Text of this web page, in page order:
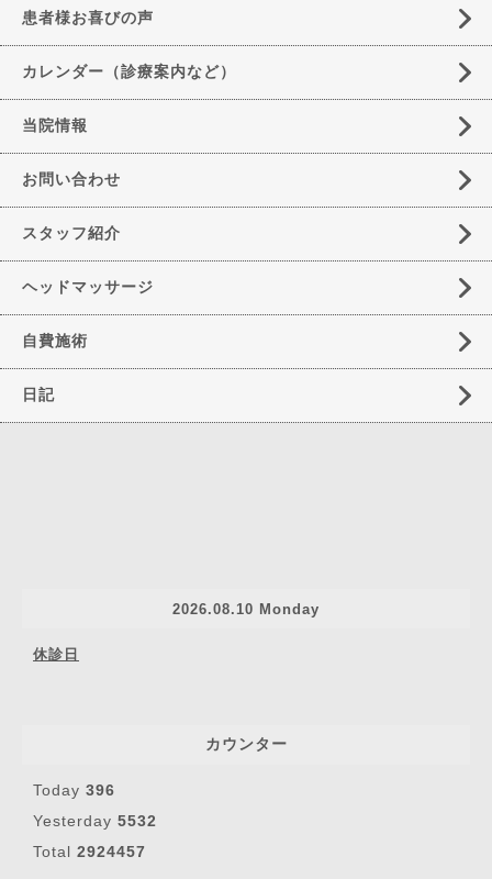
患者様お喜びの声
カレンダー（診療案内など）
当院情報
お問い合わせ
スタッフ紹介
ヘッドマッサージ
自費施術
日記
2026.08.10 Monday
休診日
カウンター
Today 396
Yesterday 5532
Total 2924457